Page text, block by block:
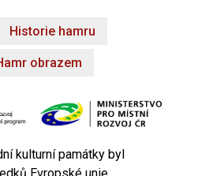
Historie hamru
obrazem
kulturní památky byl